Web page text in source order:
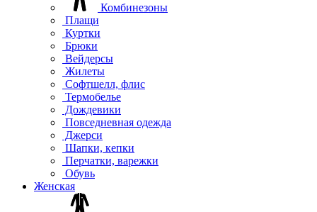
Комбинезоны
Плащи
Куртки
Брюки
Вейдерсы
Жилеты
Софтшелл, флис
Термобелье
Дождевики
Повседневная одежда
Джерси
Шапки, кепки
Перчатки, варежки
Обувь
Женская